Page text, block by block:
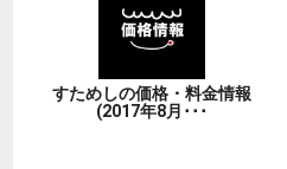
すためしの価格・料金情報
(2017年8月･･･